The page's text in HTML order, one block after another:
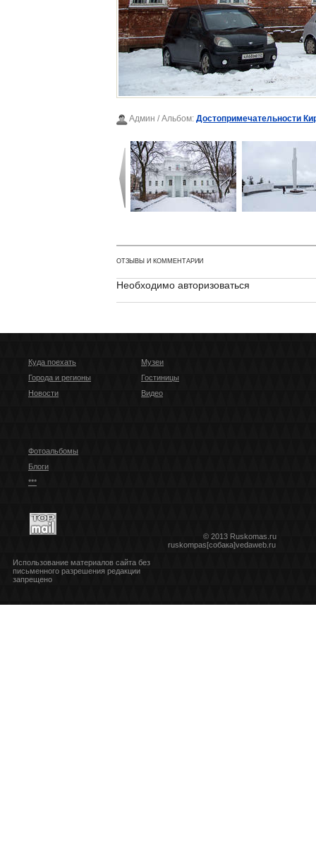
Админ / Альбом: Достопримечательности
ОТЗЫВЫ И КОММЕНТАРИИ
Необходимо авторизоваться
Куда поехать
Города и регионы
Новости
Музеи
Гостиницы
Видео
Фотоальбомы
Блоги
***
© 2013 Ruskomas.ru
ruskompas[собака]vedaweb.ru
Использование материалов сайта без
письменного разрешения редакции
запрещено